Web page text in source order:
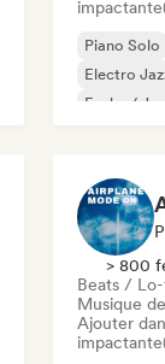
Piano Solo
Electro
Funky /
> 800
Beats /
Musique
Ajouter